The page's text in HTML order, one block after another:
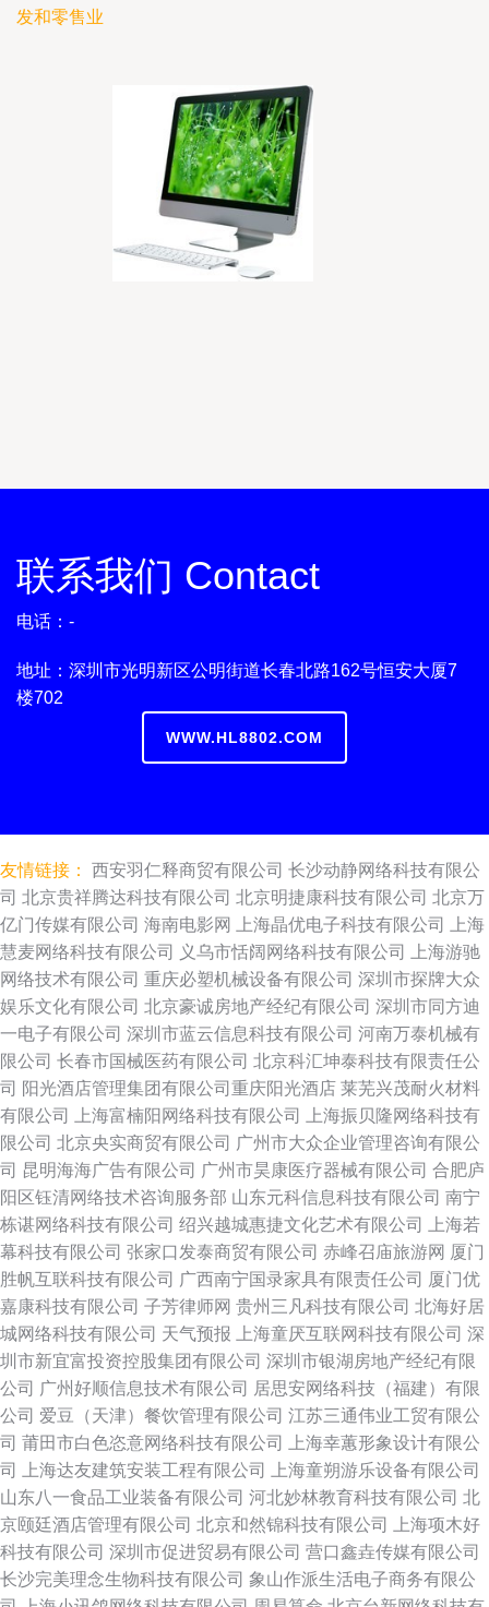
发和零售业
联系我们 Contact
电话：-
地址：深圳市光明新区公明街道长春北路162号恒安大厦7
楼702
WWW.HL8802.COM
友情链接： 西安羽仁释商贸有限公司 长沙动静网络科技有限公
司 北京贵祥腾达科技有限公司 北京明捷康科技有限公司 北京万
亿门传媒有限公司 海南电影网 上海晶优电子科技有限公司
上海
慧麦网络科技有限公司
义乌市恬阔网络科技有限公司
上海游驰
网络技术有限公司 重庆必塑机械设备有限公司 深圳市探牌大众
娱乐文化有限公司 北京豪诚房地产经纪有限公司 深圳市同方迪
一电子有限公司 深圳市蓝云信息科技有限公司 河南万泰机械有
限公司 长春市国械医药有限公司 北京科汇坤泰科技有限责任公
司 阳光酒店管理集团有限公司重庆阳光酒店 莱芜兴茂耐火材料
有限公司
上海富楠阳网络科技有限公司
上海振贝隆网络科技有
限公司 北京央实商贸有限公司 广州市大众企业管理咨询有限公
司 昆明海海广告有限公司 广州市昊康医疗器械有限公司 合肥庐
阳区钰清网络技术咨询服务部 山东元科信息科技有限公司 南宁
栋谌网络科技有限公司 绍兴越城惠捷文化艺术有限公司
上海若
幕科技有限公司 张家口发泰商贸有限公司 赤峰召庙旅游网 厦门
胜帆互联科技有限公司 广西南宁国录家具有限责任公司 厦门优
嘉康科技有限公司 子芳律师网 贵州三凡科技有限公司 北海好居
城网络科技有限公司 天气预报 上海童厌互联网科技有限公司 深
圳市新宜富投资控股集团有限公司 深圳市银湖房地产经纪有限
公司 广州好顺信息技术有限公司 居思安网络科技（福建）有限
公司 爱豆（天津）餐饮管理有限公司 江苏三通伟业工贸有限公
司 莆田市白色恣意网络科技有限公司
上海幸蕙形象设计有限公
司
上海达友建筑安装工程有限公司
上海童朔游乐设备有限公司
山东八一食品工业装备有限公司 河北妙林教育科技有限公司 北
京颐廷酒店管理有限公司 北京和然锦科技有限公司
上海项木好
科技有限公司 深圳市促进贸易有限公司 营口鑫垚传媒有限公司
长沙完美理念生物科技有限公司 象山作派生活电子商务有限公